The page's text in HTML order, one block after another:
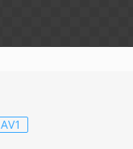
AV1